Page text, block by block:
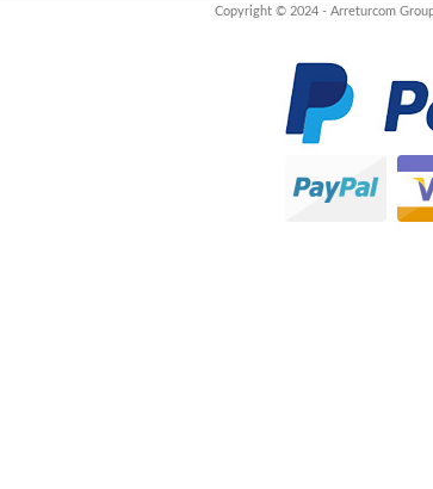
Copyright © 2024 - Arreturcom